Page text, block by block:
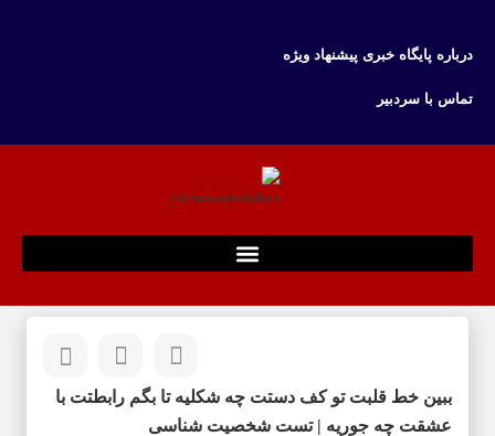
درباره پایگاه خبری پیشنهاد ویژه
تماس با سردبیر
ببین خط قلبت تو کف دستت چه شکلیه تا بگم رابطتت با
عشقت چه جوریه | تست شخصیت شناسی